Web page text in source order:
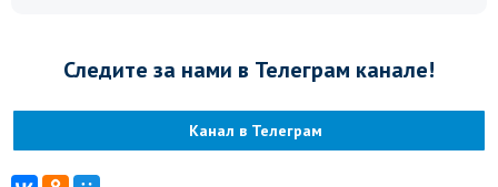
Следите за нами в Телеграм канале!
Канал в Телеграм